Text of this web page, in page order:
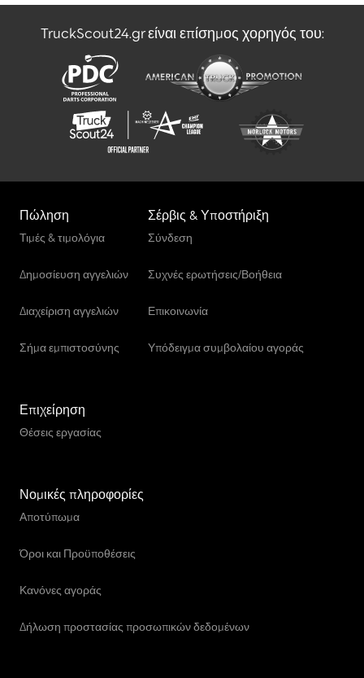
TruckScout24.gr είναι επίσημος χορηγός του:
Πώληση
Τιμές & τιμολόγια
Δημοσίευση αγγελιών
Διαχείριση αγγελιών
Σήμα εμπιστοσύνης
Σέρβις & Υποστήριξη
Σύνδεση
Συχνές ερωτήσεις/Βοήθεια
Επικοινωνία
Υπόδειγμα συμβολαίου αγοράς
Επιχείρηση
Θέσεις εργασίας
Νομικές πληροφορίες
Αποτύπωμα
Όροι και Προϋποθέσεις
Κανόνες αγοράς
Δήλωση προστασίας προσωπικών δεδομένων